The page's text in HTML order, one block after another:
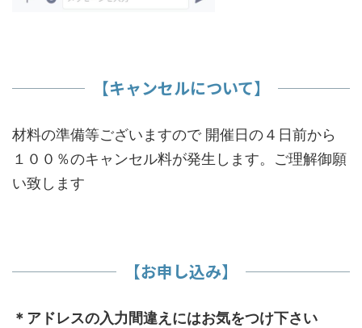
​【キャンセルについて】
材料の準備等ございますので 開催日の４日前から
１００％のキャンセル料が発生します。ご理解御願
い致します
【お申し込み】
＊アドレスの入力間違えにはお気をつけ下さい